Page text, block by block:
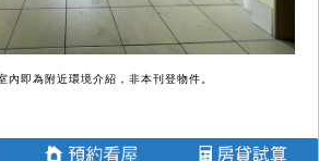
內即為附近環境介紹，非本刊登物件。